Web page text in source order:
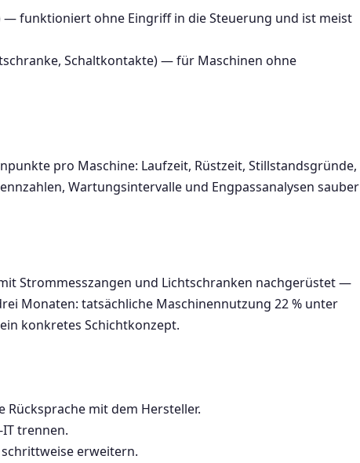
— funktioniert ohne Eingriff in die Steuerung und ist meist
Schaltkontakte) — für Maschinen ohne
pro Maschine: Laufzeit, Rüstzeit, Stillstandsgründe,
Wartungsintervalle und Engpassanalysen sauber
Strommesszangen und Lichtschranken nachgerüstet —
Monaten: tatsächliche Maschinennutzung 22 % unter
konkretes Schichtkonzept.
Rücksprache mit dem Hersteller.
trennen.
erweitern.